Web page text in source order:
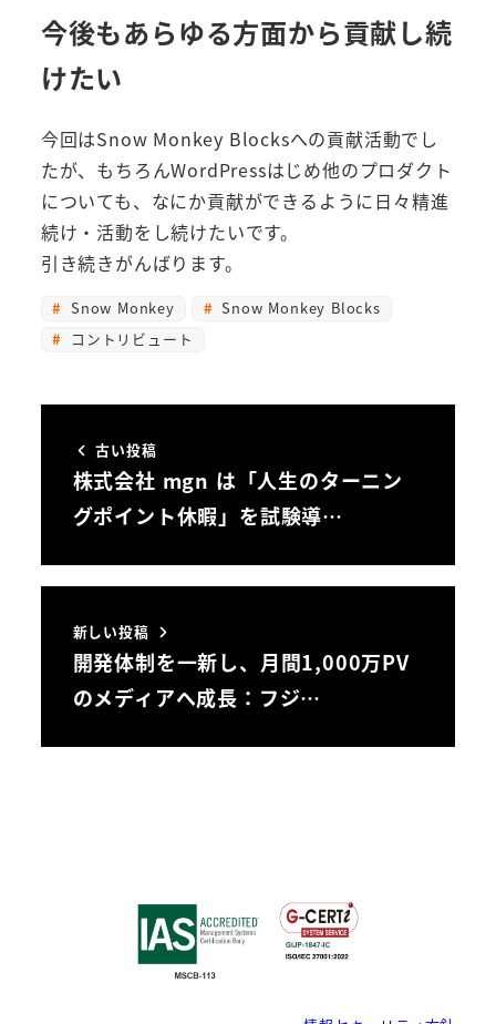
今後もあらゆる方面から貢献し続
けたい
今回はSnow Monkey Blocksへの貢献活動でし
たが、もちろんWordPressはじめ他のプロダクト
についても、なにか貢献ができるように日々精進
続け・活動をし続けたいです。
引き続きがんばります。
Snow Monkey
Snow Monkey Blocks
コントリビュート
古い投稿
株式会社 mgn は「人生のターニン
グポイント休暇」を試験導…
新しい投稿
開発体制を一新し、月間1,000万PV
のメディアへ成長：フジ…